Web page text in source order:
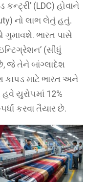
(LDC) હોવાને
નો લાભ લેતું હતું.
ગુમાવશે. ભારત પાસે
(સીધું
જે તેને બાંગ્લાદેશ
કાપડ માટે ભારત અને
યુરોપમાં 12%
કરવા તૈયાર છે.